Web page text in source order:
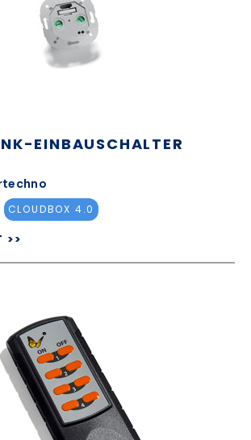
EINBAUSCHALTER
CLOUDBOX 4.0
>>